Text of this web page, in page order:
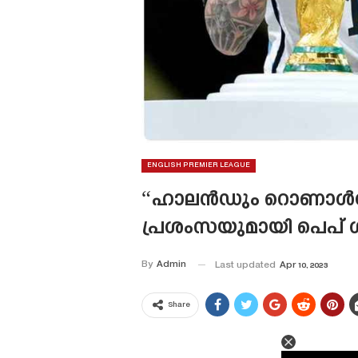
ENGLISH PREMIER LEAGUE
“ഹാലൻഡും
പ്രശംസയുമായി പെപ്
By Admin Last updated Apr 10, 2023
Share